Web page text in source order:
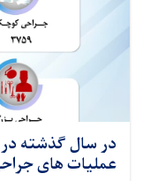
موفقیت
اجرا
است
عملیات های